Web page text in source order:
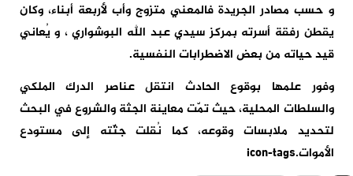
و حسب مصادر الجريدة فالمعني متزوج وأب لأربعة أبناء، وكان
يقطن رفقة أسرته بمركز سيدي عبد الله البوشواري ، و يُعاني
قيد حياته من بعض الاضطرابات النفسية.
وفور علمها بوقوع الحادث انتقل عناصر الدرك الملكي
والسلطات المحلية، حيث تمّت معاينة الجثة والشروع في البحث
لتحديد ملابسات وقوعه، كما نُقلت جثّته إلى مستودع
الأموات.icon-tags